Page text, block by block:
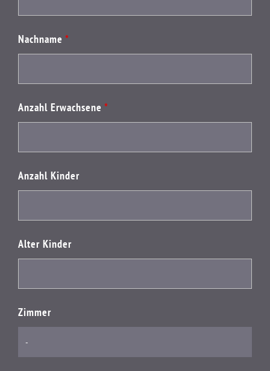
Nachname *
Anzahl Erwachsene *
Anzahl Kinder
Alter Kinder
Zimmer